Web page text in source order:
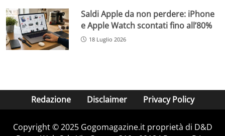
Saldi Apple da non perdere: iPhone
e Apple Watch scontati fino all’80%
18 Luglio 2026
Redazione Disclaimer Privacy Policy
Copyright © 2025 Gogomagazine.it proprietà di D&D